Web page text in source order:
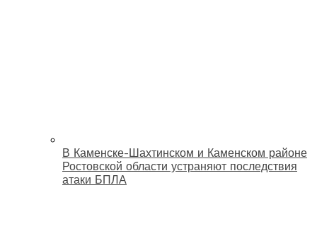
В Каменске-Шахтинском и Каменском районе
Ростовской области устраняют последствия
атаки БПЛА